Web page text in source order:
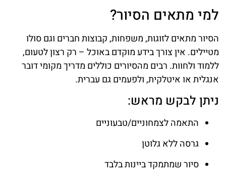
למי מתאים הסיור?
הסיור מתאים לזוגות, משפחות, קבוצות חברים וגם סולו
מטיילים. אין צורך בידע מוקדם באוכל – רק רצון לטעום,
ללמוד ולחוות. רבים מהסיורים כוללים מדריך מקומי דובר
אנגלית או איטלקית, ולפעמים גם עברית.
ניתן לבקש מראש:
התאמה לצמחוניים/טבעוניים
גרסה ללא גלוטן
סיור שמתמקד ביינות בלבד